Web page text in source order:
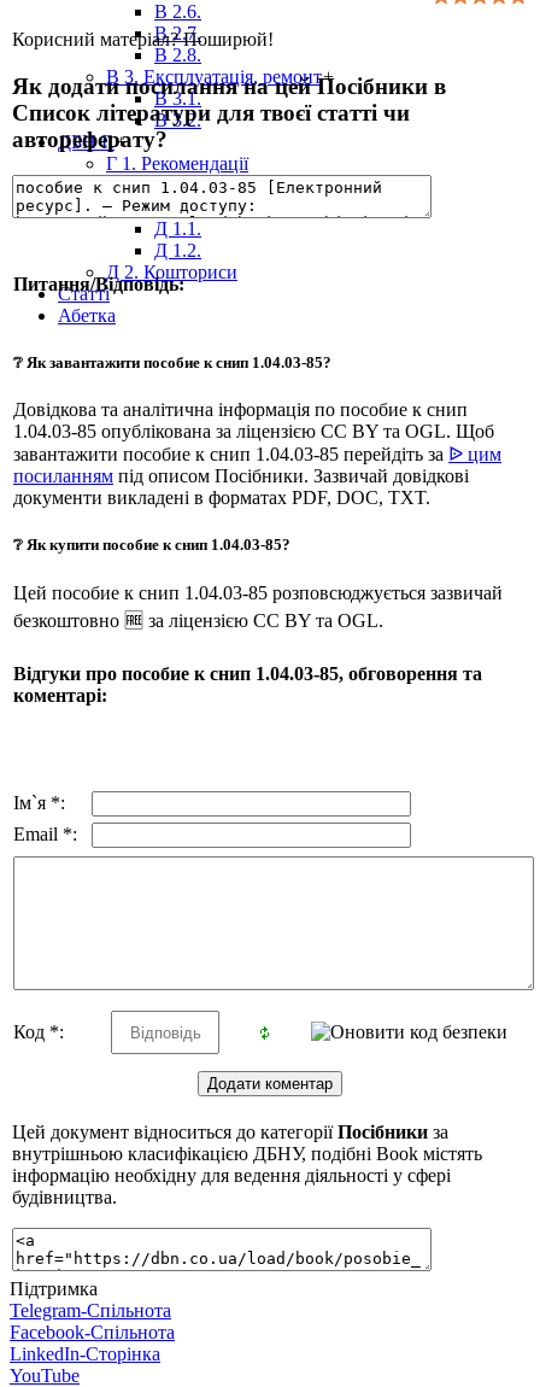
В 2.6.
В 2.7.
В 2.8.
В 3. Експлуатація, ремонт+
В 3.1.
В 3.2.
ДБН Г.+
Г 1. Рекомендації
ДБН Д.+
Д 1. Нормування+
Д 1.1.
Д 1.2.
Д 2. Кошториси
Статті
Абетка
Корисний матеріал? Поширюй!
Як додати посилання на цей Посібники в
Список літератури для твоєї статті чи
автореферату?
Питання/Відповідь:
❔ Як завантажити пособие к снип 1.04.03-85?
Довідкова та аналітична інформація по пособие к снип
1.04.03-85 опублікована за ліцензією CC BY та OGL. Щоб
завантажити пособие к снип 1.04.03-85 перейдіть за ᐉ цим
посиланням під описом Посібники. Зазвичай довідкові
документи викладені в форматах PDF, DOC, TXT.
❔ Як купити пособие к снип 1.04.03-85?
Цей пособие к снип 1.04.03-85 розповсюджується зазвичай
безкоштовно 🆓 за ліцензією CC BY та OGL.
Відгуки про пособие к снип 1.04.03-85, обговорення та
коментарі:
Ім`я *:
Email *:
Код *:
Цей документ відноситься до категоріїПосібники за
внутрішньою класифікацією ДБНУ, подібні Book містять
інформацію необхідну для ведення діяльності у сфері
будівництва.
Підтримка
Telegram-Спільнота
Facebook-Спільнота
LinkedIn-Сторінка
YouTube